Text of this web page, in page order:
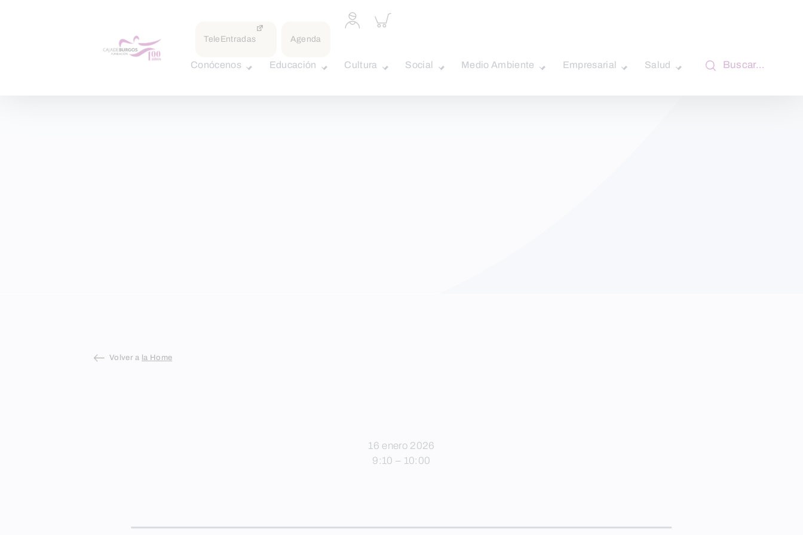
TeleEntradas Agenda
Acceder
a
Inspeccionar
carrito
Conócenos Educación Cultura Social Medio Ambiente Empresarial Salud Buscar…
Volver a la Home
16 enero 2026
9:10 – 10:00